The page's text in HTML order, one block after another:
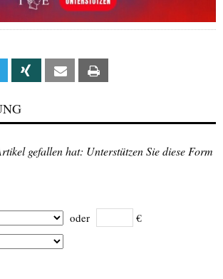
Linkedin Xing Email
gefallen hat: Unterstützen Sie diese Form
oder €